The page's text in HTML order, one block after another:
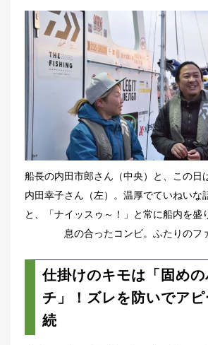
船長の内田市郎さん（中央）と、この日
内田幸子さん（左）。温厚でていねいな
と、「ナイッスゥ～！」と常に船内を盛
息の合ったコンビ。ふたりのフ
仕掛けのキモは「固め
チ」！ズレを防いでア
続